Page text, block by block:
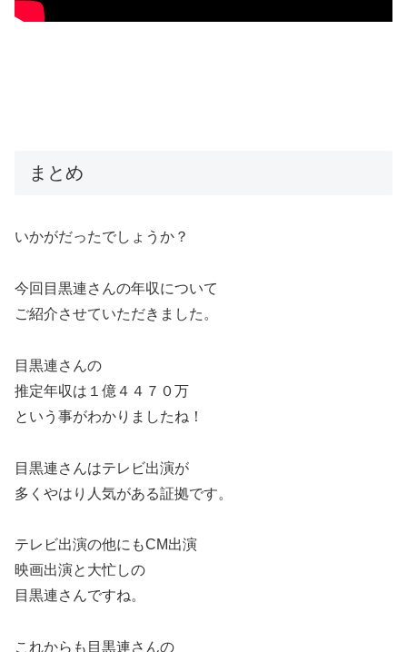
まとめ
いかがだったでしょうか？
今回目黒連さんの年収について
ご紹介させていただきました。
目黒連さんの
推定年収は１億４４７０万
という事がわかりましたね！
目黒連さんはテレビ出演が
多くやはり人気がある証拠です。
テレビ出演の他にもCM出演
映画出演と大忙しの
目黒連さんですね。
これからも目黒連さんの